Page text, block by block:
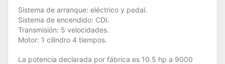
Sistema de arranque: eléctrico y pedal.
Sistema de encendido: CDI.
Transmisión: 5 velocidades.
Motor: 1 cilindro 4 tiempos.
La potencia declarada por fábrica es 10.5 hp a 9000